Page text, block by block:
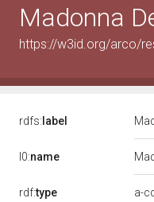
Madonna
https://w3id.org/arco/
rdfs: label
l0:name
rdf:type
a-